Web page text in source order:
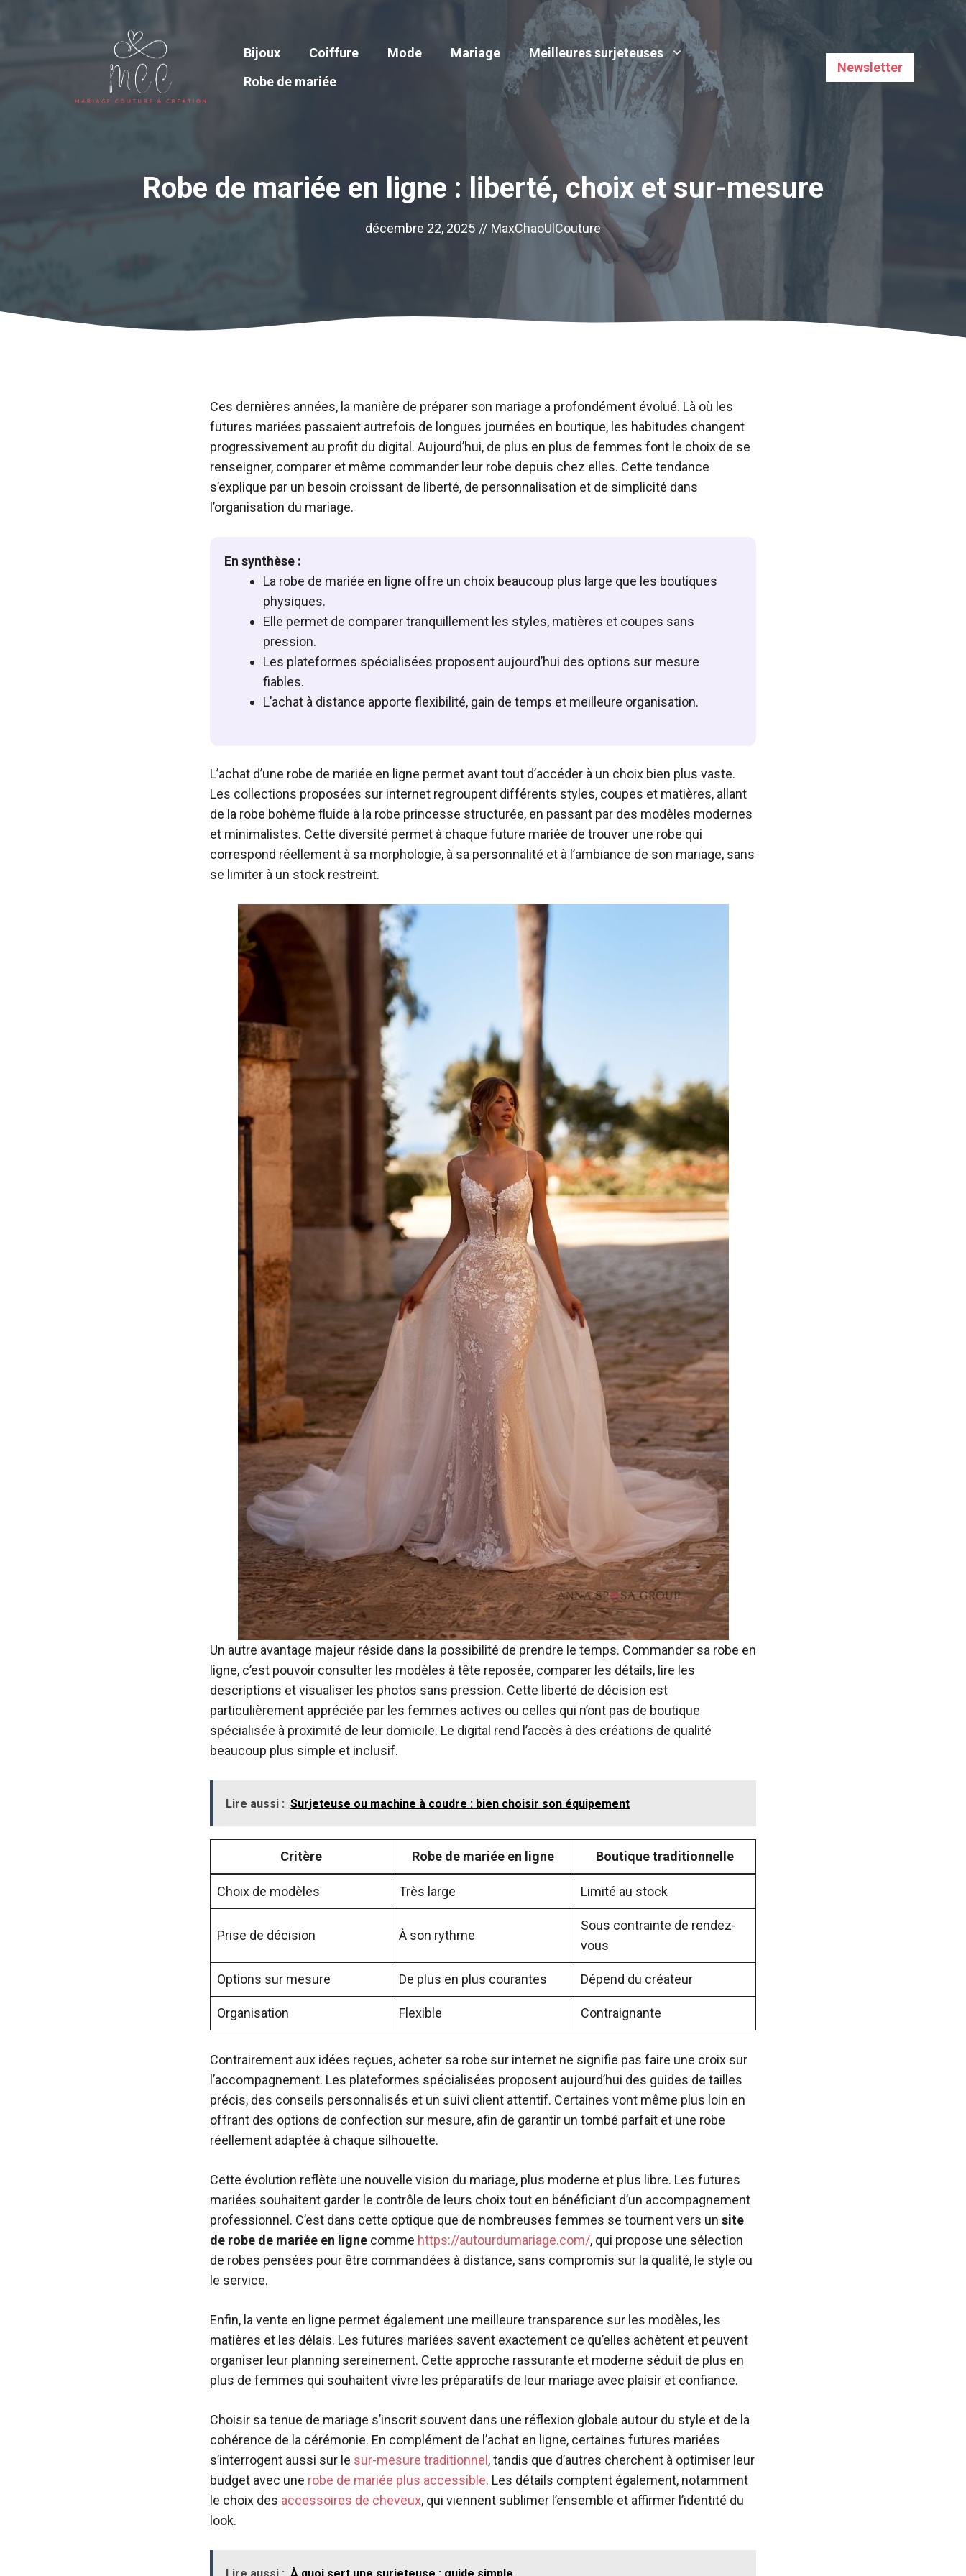
Bijoux Coiffure Mode Mariage
Meilleures surjeteuses
Robe de mariée
Newsletter
Robe de mariée en ligne : liberté, choix et sur-mesure
décembre 22, 2025 // MaxChaoUlCouture
Ces dernières années, la manière de préparer son mariage a profondément évolué. Là où les
futures mariées passaient autrefois de longues journées en boutique, les habitudes changent
progressivement au profit du digital. Aujourd’hui, de plus en plus de femmes font le choix de se
renseigner, comparer et même commander leur robe depuis chez elles. Cette tendance
s’explique par un besoin croissant de liberté, de personnalisation et de simplicité dans
l’organisation du mariage.
En synthèse :
La robe de mariée en ligne offre un choix beaucoup plus large que les boutiques
physiques.
Elle permet de comparer tranquillement les styles, matières et coupes sans
pression.
Les plateformes spécialisées proposent aujourd’hui des options sur mesure
fiables.
L’achat à distance apporte flexibilité, gain de temps et meilleure organisation.
L’achat d’une robe de mariée en ligne permet avant tout d’accéder à un choix bien plus vaste.
Les collections proposées sur internet regroupent différents styles, coupes et matières, allant
de la robe bohème fluide à la robe princesse structurée, en passant par des modèles modernes
et minimalistes. Cette diversité permet à chaque future mariée de trouver une robe qui
correspond réellement à sa morphologie, à sa personnalité et à l’ambiance de son mariage, sans
se limiter à un stock restreint.
Un autre avantage majeur réside dans la possibilité de prendre le temps. Commander sa robe en
ligne, c’est pouvoir consulter les modèles à tête reposée, comparer les détails, lire les
descriptions et visualiser les photos sans pression. Cette liberté de décision est
particulièrement appréciée par les femmes actives ou celles qui n’ont pas de boutique
spécialisée à proximité de leur domicile. Le digital rend l’accès à des créations de qualité
beaucoup plus simple et inclusif.
Lire aussi : Surjeteuse ou machine à coudre : bien choisir son équipement
Critère Robe de mariée en ligne Boutique traditionnelle
Choix de modèles Très large Limité au stock
Prise de décision À son rythme
Sous contrainte de rendez-
vous
Options sur mesure De plus en plus courantes Dépend du créateur
Organisation Flexible Contraignante
Contrairement aux idées reçues, acheter sa robe sur internet ne signifie pas faire une croix sur
l’accompagnement. Les plateformes spécialisées proposent aujourd’hui des guides de tailles
précis, des conseils personnalisés et un suivi client attentif. Certaines vont même plus loin en
offrant des options de confection sur mesure, afin de garantir un tombé parfait et une robe
réellement adaptée à chaque silhouette.
Cette évolution reflète une nouvelle vision du mariage, plus moderne et plus libre. Les futures
mariées souhaitent garder le contrôle de leurs choix tout en bénéficiant d’un accompagnement
professionnel. C’est dans cette optique que de nombreuses femmes se tournent vers un site
de robe de mariée en ligne comme https://autourdumariage.com/, qui propose une sélection
de robes pensées pour être commandées à distance, sans compromis sur la qualité, le style ou
le service.
Enfin, la vente en ligne permet également une meilleure transparence sur les modèles, les
matières et les délais. Les futures mariées savent exactement ce qu’elles achètent et peuvent
organiser leur planning sereinement. Cette approche rassurante et moderne séduit de plus en
plus de femmes qui souhaitent vivre les préparatifs de leur mariage avec plaisir et confiance.
Choisir sa tenue de mariage s’inscrit souvent dans une réflexion globale autour du style et de la
cohérence de la cérémonie. En complément de l’achat en ligne, certaines futures mariées
s’interrogent aussi sur le sur-mesure traditionnel , tandis que d’autres cherchent à optimiser leur
budget avec une robe de mariée plus accessible. Les détails comptent également, notamment
le choix des accessoires de cheveux, qui viennent sublimer l’ensemble et affirmer l’identité du
look.